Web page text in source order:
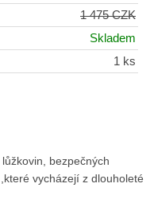
1 475 CZK
Skladem
1 ks
bezpečných
které vycházejí z dlouholeté